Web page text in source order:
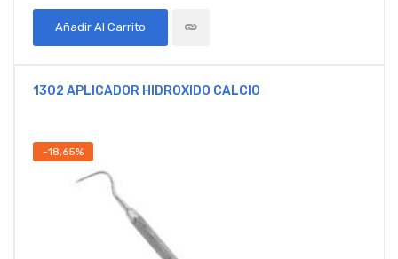
Añadir Al Carrito
1302 APLICADOR HIDROXIDO CALCIO
-18,65%